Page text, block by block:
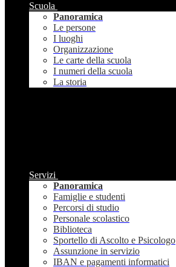
Scuola
Panoramica
Le persone
I luoghi
Organizzazione
Le carte della scuola
I numeri della scuola
La storia
Servizi
Panoramica
Famiglie e studenti
Percorsi di studio
Personale scolastico
Biblioteca
Sportello di Ascolto e Psicologo
Assunzione in servizio
IBAN e pagamenti informatici